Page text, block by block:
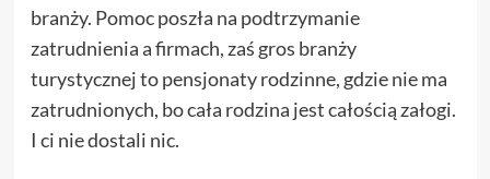
branży. Pomoc poszła na podtrzymanie
zatrudnienia a firmach, zaś gros branży
turystycznej to pensjonaty rodzinne, gdzie nie ma
zatrudnionych, bo cała rodzina jest całością załogi.
I ci nie dostali nic.